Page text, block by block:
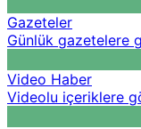
Gazeteler
Günlük gazetelere
Video Haber
Videolu içeriklere